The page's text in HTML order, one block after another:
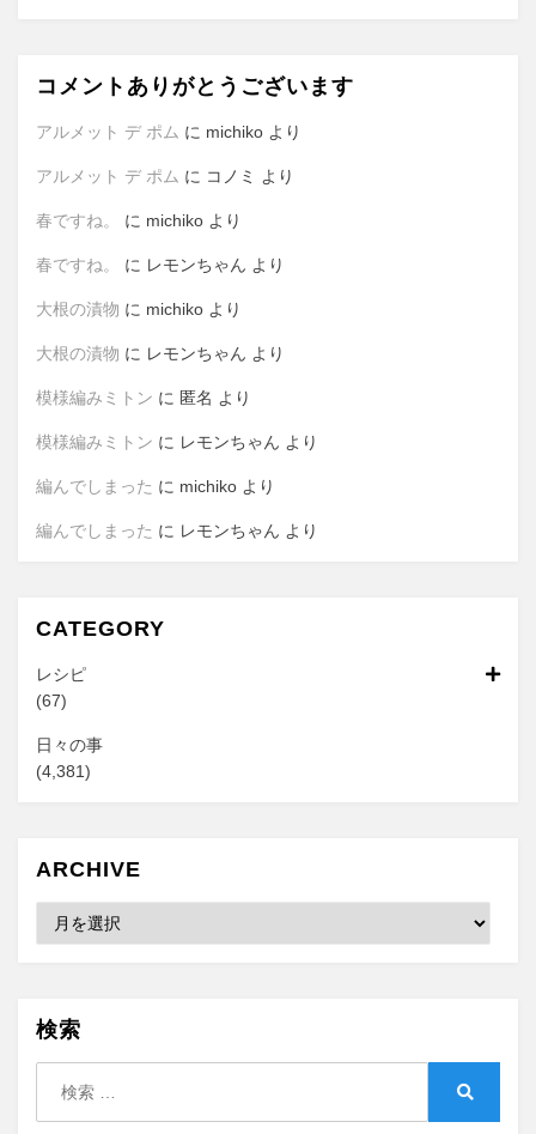
コメントありがとうございます
アルメット デ ポム に michiko より
アルメット デ ポム に コノミ より
春ですね。 に michiko より
春ですね。 に レモンちゃん より
大根の漬物 に michiko より
大根の漬物 に レモンちゃん より
模様編みミトン に 匿名 より
模様編みミトン に レモンちゃん より
編んでしまった に michiko より
編んでしまった に レモンちゃん より
CATEGORY
レシピ
(67)
日々の事
(4,381)
ARCHIVE
Archive
検索